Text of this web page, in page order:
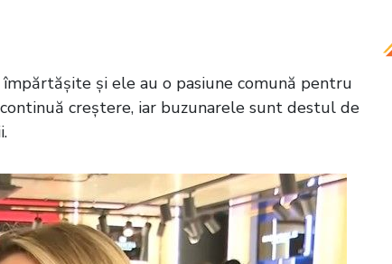
și ele au o pasiune comună pentru
creștere, iar buzunarele sunt destul de